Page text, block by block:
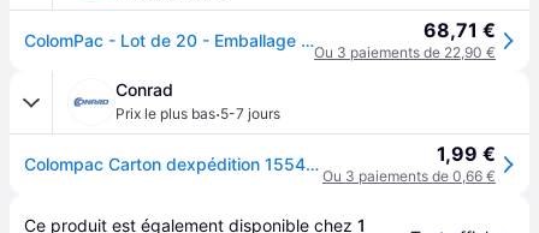
ColomPac - Lot de 20 - Emballage d'expedition universel, pour formats C4 68,71 €
Ou 3 paiements de 22,90 €
Conrad
Prix le plus bas·5-7 jours
Colompac Carton dexpédition 1554026 carton ondulé DIN C4 marron 1,99 €
Ou 3 paiements de 0,66 €
Ce produit est également disponible chez 1